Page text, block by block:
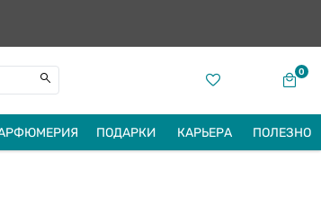
0
ПОДАРКИ КАРЬЕРА ПОЛЕЗНО